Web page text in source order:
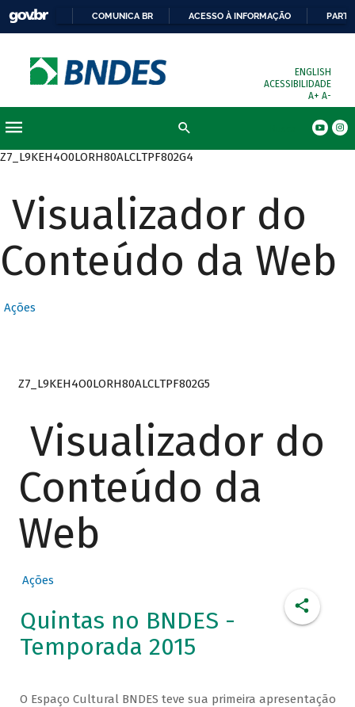
COMUNICA BR ACESSO À INFORMAÇÃO
ENGLISH
ACESSIBILIDADE
A+ A-
Z7_L9KEH4O0LORH80ALCLTPF802G4
Visualizador do
Conteúdo da Web
Ações
Z7_L9KEH4O0LORH80ALCLTPF802G5
Visualizador do
Conteúdo da
Web
Ações
Quintas no BNDES -
Temporada 2015
O Espaço Cultural BNDES teve sua primeira apresentação